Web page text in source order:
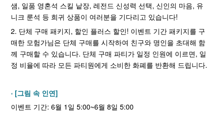
샘, 일품 영혼석 스킬 낱장, 레전드 신성력 선택, 신인의 마음, 유
니크 룬석 등 희귀 상품이 여러분을 기다리고 있습니다!
2. 단체 구매 패키지, 할인 플러스 할인! 이벤트 기간 패키지를 구
매한 모험가님은 단체 구매를 시작하여 친구와 명인을 초대해 함
께 구매할 수 있습니다. 단체 구매 파티가 일정 인원에 이르면, 일
정 비율에 따라 모든 파티원에게 소비한 화폐를 반환해 드립니다.
[그림 속 인연]
이벤트 기간: 6월 1일 5:00~6월 8일 5:00